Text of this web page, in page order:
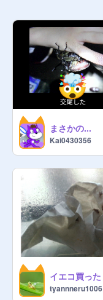
まさかの...
Kai0430356
イエコ買った
tyannneru1006